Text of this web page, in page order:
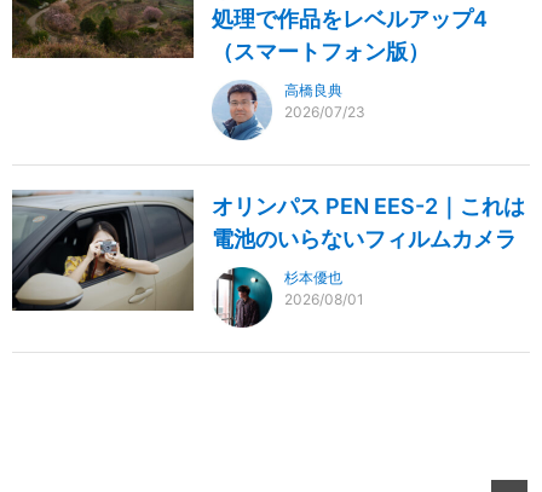
処理で作品をレベルアップ4
（スマートフォン版）
高橋良典
2026/07/23
オリンパス PEN EES-2｜これは
電池のいらないフィルムカメラ
杉本優也
2026/08/01